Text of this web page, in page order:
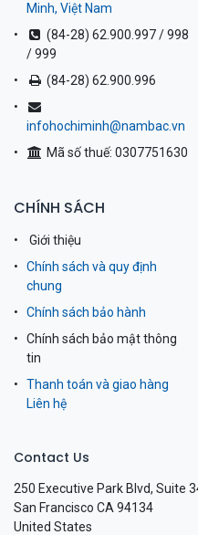
Minh, Việt Nam
(84-28) 62.900.997 / 998
/ 999
(84-28) 62.900.996
infohochiminh@nambac.vn
Mã số thuế: 0307751630
CHÍNH SÁCH
Giới thiệu
Chính sách và quy định
chung
Chính sách bảo hành
Chính sách bảo mật thông
tin
Thanh toán và giao hàng
Liên hệ
Contact Us
250 Executive Park Blvd, Suite
San Francisco CA 94134
United States